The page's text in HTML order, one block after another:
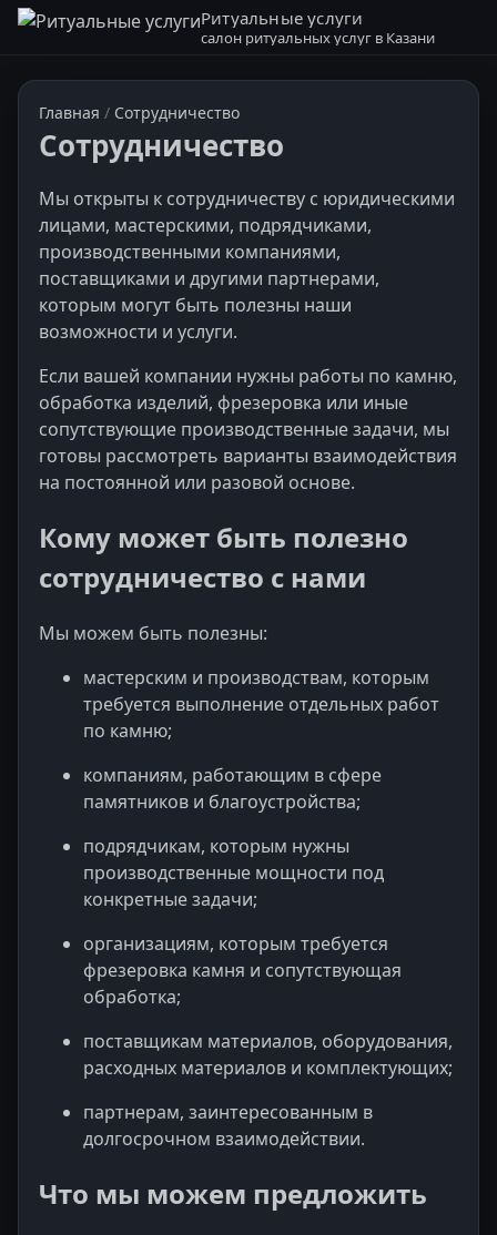
Ритуальные услуги
салон ритуальных услуг в Казани
Главная / Сотрудничество
Сотрудничество
Мы открыты к сотрудничеству с юридическими
лицами, мастерскими, подрядчиками,
производственными компаниями,
поставщиками и другими партнерами,
которым могут быть полезны наши
возможности и услуги.
Если вашей компании нужны работы по камню,
обработка изделий, фрезеровка или иные
сопутствующие производственные задачи, мы
готовы рассмотреть варианты взаимодействия
на постоянной или разовой основе.
Кому может быть полезно
сотрудничество с нами
Мы можем быть полезны:
мастерским и производствам, которым
требуется выполнение отдельных работ
по камню;
компаниям, работающим в сфере
памятников и благоустройства;
подрядчикам, которым нужны
производственные мощности под
конкретные задачи;
организациям, которым требуется
фрезеровка камня и сопутствующая
обработка;
поставщикам материалов, оборудования,
расходных материалов и комплектующих;
партнерам, заинтересованным в
долгосрочном взаимодействии.
Что мы можем предложить